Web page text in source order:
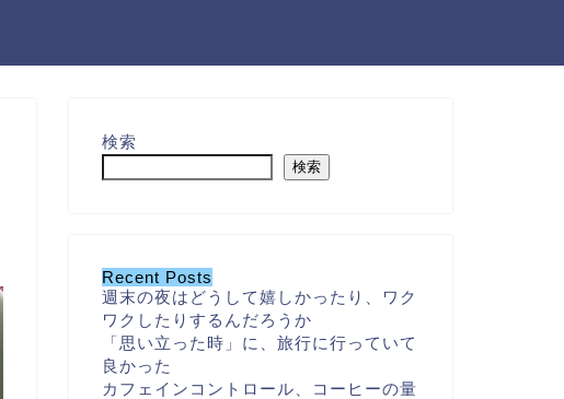
検索
検索
Recent Posts
週末の夜はどうして嬉しかったり、ワク
ワクしたりするんだろうか
「思い立った時」に、旅行に行っていて
良かった
カフェインコントロール、コーヒーの量